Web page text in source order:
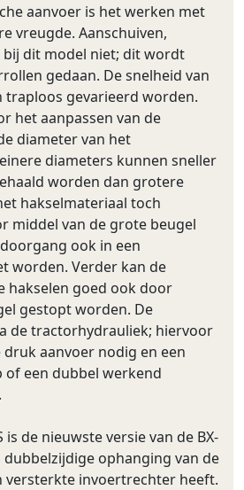
aanvoer is het werken met
vreugde. Aanschuiven,
dit model niet; dit wordt
gedaan. De snelheid van
traploos gevarieerd worden.
het aanpassen van de
diameter van het
diameters kunnen sneller
worden dan grotere
hakselmateriaal toch
middel van de grote beugel
ook in een
worden. Verder kan de
hakselen goed ook door
gestopt worden. De
de tractorhydrauliek; hiervoor
aanvoer nodig en een
een dubbel werkend
is de nieuwste versie van de BX-
dubbelzijdige ophanging van de
versterkte invoertrechter heeft.